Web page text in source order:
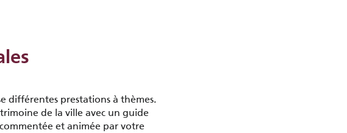
différentes prestations à thèmes.
de la ville avec un guide
et animée par votre